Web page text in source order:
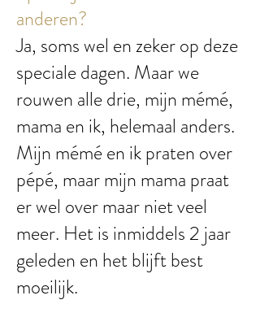
anderen?
Ja, soms wel en zeker op deze
speciale dagen. Maar we
rouwen alle drie, mijn mémé,
mama en ik, helemaal anders.
Mijn mémé en ik praten over
pépé, maar mijn mama praat
er wel over maar niet veel
meer. Het is inmiddels 2 jaar
geleden en het blijft best
moeilijk.